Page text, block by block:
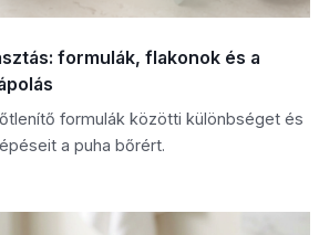
formulák, flakonok és a
formulák közötti különbséget és
a puha bőrért.